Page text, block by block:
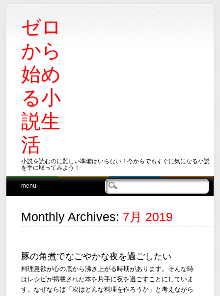
ゼロ
から
始め
る小
説生
活
小説を読むのに難しい準備はいらない！今からでもすぐに気になる小説
を手に取ってみよう！
Main menu
Skip
menu
Monthly Archives: 7月 2019
豚の角煮でなごやかな夜を過ごしたい
料理意欲が心の底から沸き上がる時期があります。そんな時
はレシピが掲載された本を片手に夜を過ごすことにしていま
す。なぜならば「次はどんな料理を作ろうか」と考えながら